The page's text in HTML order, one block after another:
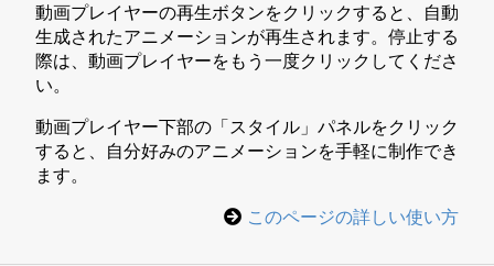
動画プレイヤーの再生ボタンをクリックすると、自動
生成されたアニメーションが再生されます。停止する
際は、動画プレイヤーをもう一度クリックしてくださ
い。
動画プレイヤー下部の「スタイル」パネルをクリック
すると、自分好みのアニメーションを手軽に制作でき
ます。
このページの詳しい使い方